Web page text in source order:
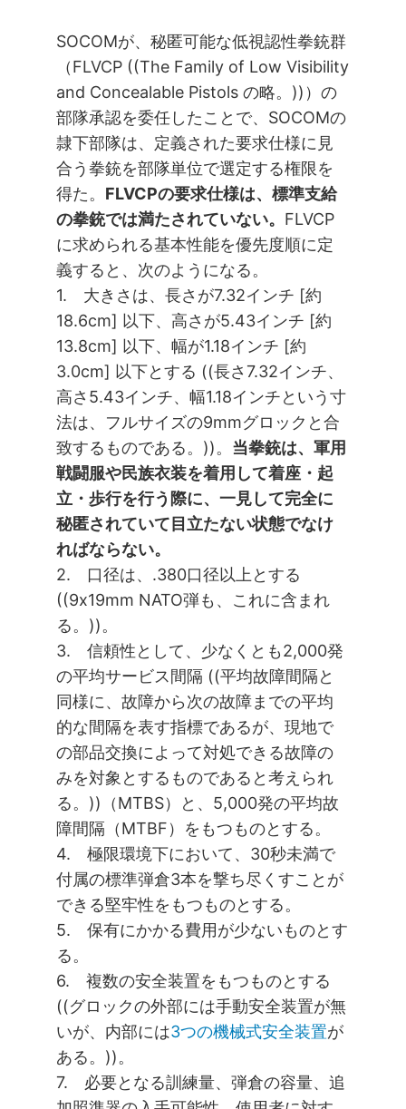
SOCOMが、秘匿可能な低視認性拳銃群
（FLVCP ((The Family of Low Visibility
and Concealable Pistols の略。))）の
部隊承認を委任したことで、SOCOMの
隷下部隊は、定義された要求仕様に見
合う拳銃を部隊単位で選定する権限を
得た。 FLVCPの要求仕様は、標準支給
の拳銃では満たされていない。 FLVCP
に求められる基本性能を優先度順に定
義すると、次のようになる。
1. 大きさは、長さが7.32インチ [約
18.6cm] 以下、高さが5.43インチ [約
13.8cm] 以下、幅が1.18インチ [約
3.0cm] 以下とする ((長さ7.32インチ、
高さ5.43インチ、幅1.18インチという寸
法は、フルサイズの9mmグロックと合
致するものである。))。 当拳銃は、軍用
戦闘服や民族衣装を着用して着座・起
立・歩行を行う際に、一見して完全に
秘匿されていて目立たない状態でなけ
ればならない。
2. 口径は、.380口径以上とする
((9x19mm NATO弾も、これに含まれ
る。))。
3. 信頼性として、少なくとも2,000発
の平均サービス間隔 ((平均故障間隔と
同様に、故障から次の故障までの平均
的な間隔を表す指標であるが、現地で
の部品交換によって対処できる故障の
みを対象とするものであると考えられ
る。))（MTBS）と、5,000発の平均故
障間隔（MTBF）をもつものとする。
4. 極限環境下において、30秒未満で
付属の標準弾倉3本を撃ち尽くすことが
できる堅牢性をもつものとする。
5. 保有にかかる費用が少ないものとす
る。
6. 複数の安全装置をもつものとする
((グロックの外部には手動安全装置が無
いが、内部には3つの機械式安全装置が
ある。))。
7. 必要となる訓練量、弾倉の容量、追